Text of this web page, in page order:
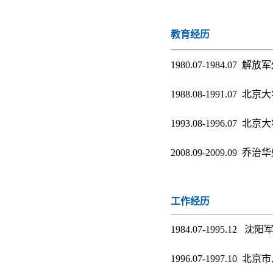
教育经历
1980.07-1984.07 解放
1988.08-1991.07 北京
1993.08-1996.07 北京
2008.09-2009.09 乔治
工作经历
1984.07-1995.12 沈阳
1996.07-1997.10 北京